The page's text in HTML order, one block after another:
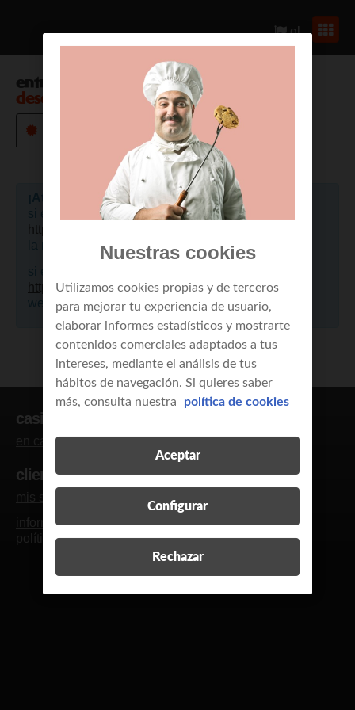
gl
entrar en
envío de mensajes a móviles
desde web
si eres un cliente de empresa, por favor pulsa aquí
https://portalclientes.mundo-r.com
la nueva web.
https://mi.mundo-r.com, para acceder a la nueva
casi clientes
en casa empresas y autónomos
clientes
blog y revistaR
información legal
calidad de servicio
política de cookies
política de privacidad
Nuestras cookies
Utilizamos cookies propias y de terceros
para mejorar tu experiencia de usuario,
elaborar informes estadísticos y mostrarte
contenidos comerciales adaptados a tus
intereses, mediante el análisis de tus
hábitos de navegación. Si quieres saber
más, consulta nuestra política de cookies
Configurar
Rechazar
Aceptar